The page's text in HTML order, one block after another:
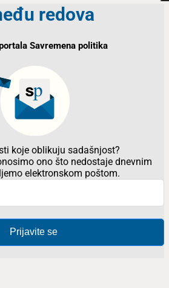
redova
Savremena politika
koje oblikuju sadašnjost?
ono što nedostaje dnevnim
elektronskom poštom.
Prijavite se